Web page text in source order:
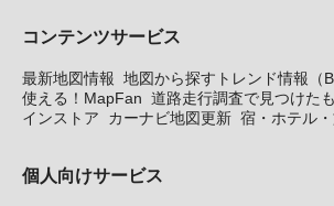
コンテンツサービス
最新地図情報 地図から探すトレンド情報（
使える！MapFan 道路走行調査で見つけた
インストア
カーナビ地図更新 宿・ホテル
個人向けサービス